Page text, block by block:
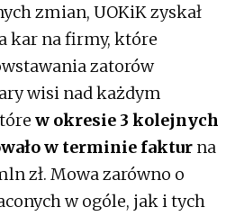
zmian, UOKiK zyskał
kar na firmy, które
zatorów
wisi nad każdym
w okresie 3 kolejnych
w terminie faktur na
zł. Mowa zarówno o
w ogóle, jak i tych